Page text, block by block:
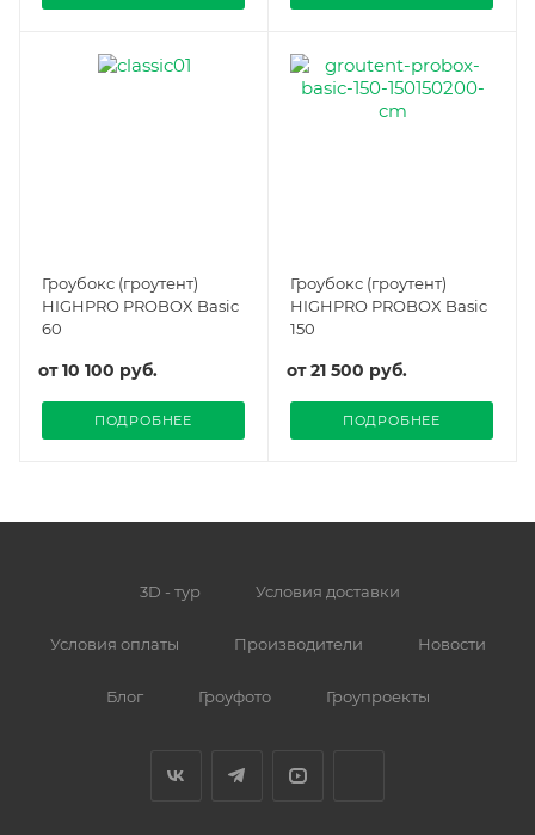
Гроубокс (гроутент)
HIGHPRO PROBOX Basic
60
от10 100 руб.
ПОДРОБНЕЕ
Гроубокс (гроутент)
HIGHPRO PROBOX Basic
150
от21 500 руб.
ПОДРОБНЕЕ
3D - тур Условия доставки
Условия оплаты Производители Новости
Блог Гроуфото Гроупроекты